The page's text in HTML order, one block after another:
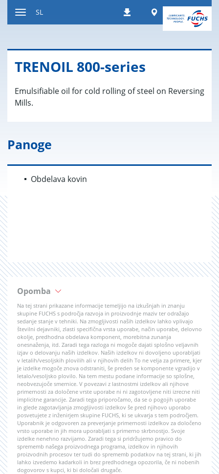
Prenosi Worldwide
SL
TRE­NO­IL 800-se­ri­es
Emulsifiable oil for cold rolling of steel on Reversing
Mills.
Panoge
Obdelava kovin
Opomba
Na tej strani prikazane informacije temeljijo na izkušnjah in znanju
skupine FUCHS s področja razvoja in proizvodnje maziv ter odražajo
sedanje stanje v tehniki. Na zmogljivosti naših izdelkov lahko vplivajo
številni dejavniki, zlasti specifična vrsta uporabe, način uporabe, delovno
okolje, predhodna obdelava komponent, morebitna zunanja
onesnaženja, itd. Zaradi tega razloga ni mogoče dajati splošno veljavnih
izjav o delovanju naših izdelkov. Naših izdelkov ni dovoljeno uporabljati
v letalih/vesoljskih plovilih ali v njihovih delih To ne velja za primere, kjer
je izdelke mogoče znova odstraniti, še preden se komponente vgradijo v
letalo/vesoljsko plovilo. Na tem mestu podane informacije so splošne,
neobvezujoče smernice. V povezavi z lastnostmi izdelkov ali njihove
primernosti za določene vrste uporabe ni ni zagotovljene niti izrecne niti
implicitne garancije. Zaradi tega priporočamo, da se o pogojih uporabe
in glede zagotavljanja zmogljivosti izdelkov še pred njihovo uporabo
posvetujete z inženirjem skupine FUCHS, ki se ukvarja s tem področjem.
Uporabnik je odgovoren za preverjanje primernosti izdelkov za določeno
vrsto uporabe in jih mora uporabljati s primerno skrbnostjo. Svoje
izdelke nenehno razvijamo. Zaradi tega si pridržujemo pravico do
sprememb našega proizvodnega programa, izdelkov in njihovih
proizvodnih procesov ter tudi do sprememb podatkov na tej strani, ki jih
lahko izvedemo kadarkoli in brez predhodnega opozorila, če ni nobenih
dogovorov s kupci, ki bi določali drugače.